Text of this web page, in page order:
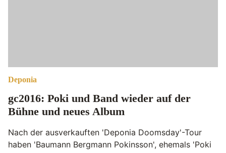
Deponia
gc2016: Poki und Band wieder auf der
Bühne und neues Album
Nach der ausverkauften 'Deponia Doomsday'-Tour
haben 'Baumann Bergmann Pokinsson', ehemals 'Poki